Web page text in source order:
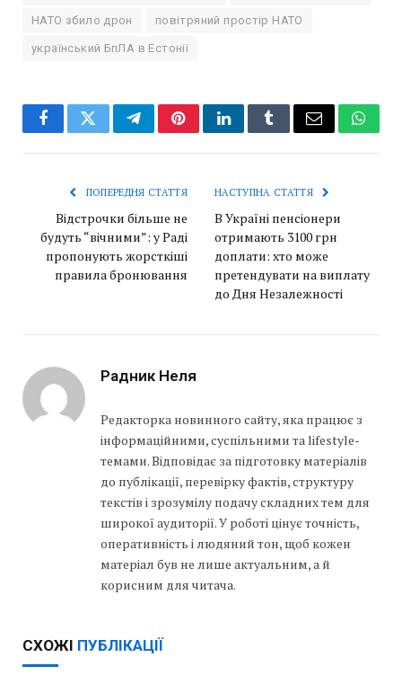
НАТО збило дрон повітряний простір НАТО
український БпЛА в Естонії
FacebookTwitterTelegramPinterestLinkedInTumblrEmail
ПОПЕРЕДНЯ СТАТТЯ
Відстрочки більше не
будуть “вічними”: у Раді
пропонують жорсткіші
правила бронювання
НАСТУПНА СТАТТЯ
В Україні пенсіонери
отримають 3100 грн
доплати: хто може
претендувати на виплату
до Дня Незалежності
Радник Неля
Редакторка новинного сайту, яка працює з
інформаційними, суспільними та lifestyle-
темами. Відповідає за підготовку матеріалів
до публікації, перевірку фактів, структуру
текстів і зрозумілу подачу складних тем для
широкої аудиторії. У роботі цінує точність,
оперативність і людяний тон, щоб кожен
матеріал був не лише актуальним, а й
корисним для читача.
СХОЖІ ПУБЛІКАЦІЇ